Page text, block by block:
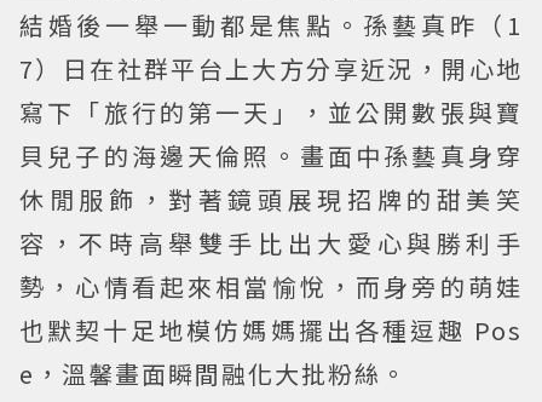
結婚後一舉一動都是焦點。孫藝真昨（1
7）日在社群平台上大方分享近況，開心地
寫下「旅行的第一天」，並公開數張與寶
貝兒子的海邊天倫照。畫面中孫藝真身穿
休閒服飾，對著鏡頭展現招牌的甜美笑
容，不時高舉雙手比出大愛心與勝利手
勢，心情看起來相當愉悅，而身旁的萌娃
也默契十足地模仿媽媽擺出各種逗趣 Pos
e，溫馨畫面瞬間融化大批粉絲。